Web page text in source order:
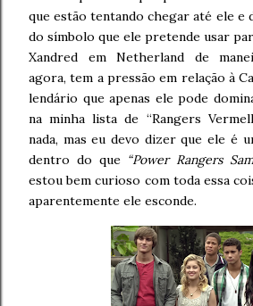
que estão tentando chegar até ele e
do símbolo que ele pretende usar
Xandred em Netherland de
agora, tem a pressão em relação à
lendário que apenas ele pode
na minha lista de “Rangers
nada, mas eu devo dizer que ele é
dentro do que “Power Rangers
estou bem curioso com toda essa
aparentemente ele esconde.